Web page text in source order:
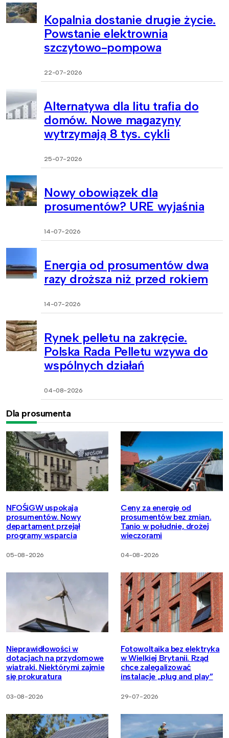
Kopalnia dostanie drugie życie.
Powstanie elektrownia
szczytowo-pompowa
22-07-2026
Alternatywa dla litu trafia do
domów. Nowe magazyny
wytrzymają 8 tys. cykli
25-07-2026
Nowy obowiązek dla
prosumentów? URE wyjaśnia
14-07-2026
Energia od prosumentów dwa
razy droższa niż przed rokiem
14-07-2026
Rynek pelletu na zakręcie.
Polska Rada Pelletu wzywa do
wspólnych działań
04-08-2026
Dla prosumenta
NFOŚiGW uspokaja
prosumentów. Nowy
departament przejął
programy wsparcia
05-08-2026
Ceny za energię od
prosumentów bez zmian.
Tanio w południe, drożej
wieczorami
04-08-2026
Nieprawidłowości w
dotacjach na przydomowe
wiatraki. Niektórymi zajmie
się prokuratura
03-08-2026
Fotowoltaika bez elektryka
w Wielkiej Brytanii. Rząd
chce zalegalizować
instalacje „plug and play”
29-07-2026